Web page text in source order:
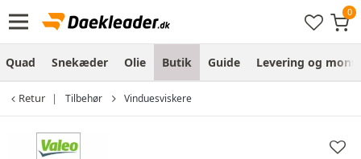
Quad Snekæder Olie Butik Guide Levering og
Retur Tilbehør Vinduesviskere